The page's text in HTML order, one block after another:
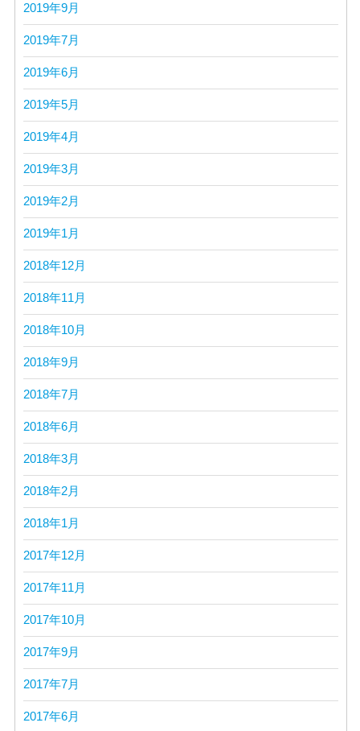
2019年9月
2019年7月
2019年6月
2019年5月
2019年4月
2019年3月
2019年2月
2019年1月
2018年12月
2018年11月
2018年10月
2018年9月
2018年7月
2018年6月
2018年3月
2018年2月
2018年1月
2017年12月
2017年11月
2017年10月
2017年9月
2017年7月
2017年6月